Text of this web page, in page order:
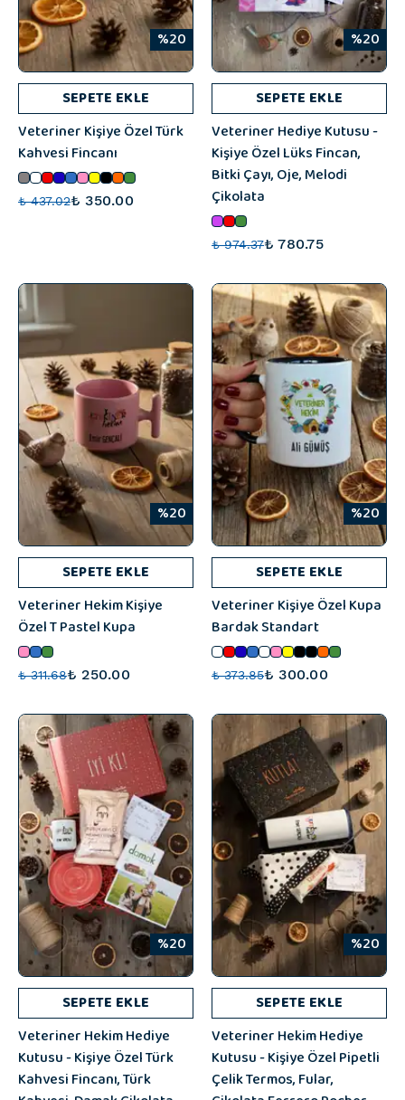
%20
SEPETE EKLE
Veteriner Kişiye Özel Türk
Kahvesi Fincanı
₺ 437.02₺ 350.00
%20
SEPETE EKLE
Veteriner Hediye Kutusu -
Kişiye Özel Lüks Fincan,
Bitki Çayı, Oje, Melodi
Çikolata
₺ 974.37₺ 780.75
%20
SEPETE EKLE
Veteriner Hekim Kişiye
Özel T Pastel Kupa
₺ 311.68₺ 250.00
%20
SEPETE EKLE
Veteriner Kişiye Özel Kupa
Bardak Standart
₺ 373.85₺ 300.00
%20
SEPETE EKLE
Veteriner Hekim Hediye
Kutusu - Kişiye Özel Türk
Kahvesi Fincanı, Türk
%20
SEPETE EKLE
Veteriner Hekim Hediye
Kutusu - Kişiye Özel Pipetli
Çelik Termos, Fular,